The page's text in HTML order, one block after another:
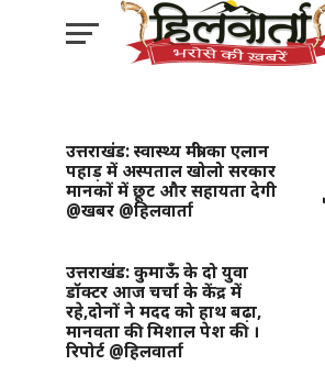
उत्तराखंड: स्वास्थ्य मंत्री का एलान
पहाड़ में अस्पताल खोलो सरकार
मानकों में छूट और सहायता देगी
@खबर @हिलवार्ता
उत्तराखंड: कुमाऊँ के दो युवा
डॉक्टर आज चर्चा के केंद्र में
रहे,दोनों ने मदद को हाथ बढ़ा,
मानवता की मिशाल पेश की ।
रिपोर्ट @हिलवार्ता